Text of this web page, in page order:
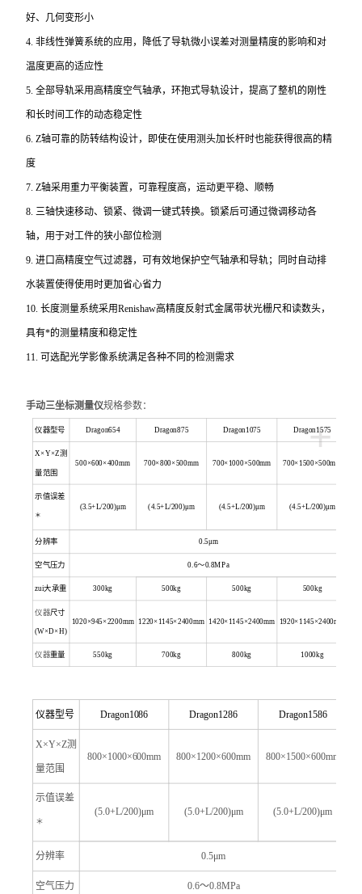
好、几何变形小
4.非线性弹簧系统的应用，降低了导轨微小误差对测量精度的影响和对
温度更高的适应性
5.全部导轨采用高精度空气轴承，环抱式导轨设计，提高了整机的刚性
和长时间工作的动态稳定性
6. Z轴可靠的防转结构设计，即使在使用测头加长杆时也能获得很高的精
度
7. Z轴采用重力平衡装置，可靠程度高，运动更平稳、顺畅
8.三轴快速移动、锁紧、微调一键式转换。锁紧后可通过微调移动各
轴，用于对工件的狭小部位检测
9.进口高精度空气过滤器，可有效地保护空气轴承和导轨；同时自动排
水装置使得使用时更加省心省力
10.长度测量系统采用Renishaw高精度反射式金属带状光栅尺和读数头，
具有*的测量精度和稳定性
11. 可选配光学影像系统满足各种不同的检测需求
手动三坐标测量仪规格参数：
+
仪器型号 Dragon654 Dragon875 Dragon1075 Dragon1575
X×Y×Z测
量范围
500×600×400mm 700×800×500mm 700×1000×500mm 700×1500×500mm
示值误差
＊
(3.5+L/200)μm (4.5+L/200)μm (4.5+L/200)μm (4.5+L/200)μm
分辨率 0.5μm
空气压力 0.6～0.8MPa
zui大承重 300kg 500kg 500kg 500kg
仪器尺寸
(W×D×H)
1020×945×2200mm 1220×1145×2400mm 1420×1145×2400mm 1920×1145×2400mm
仪器重量 550kg 700kg 800kg 1000kg
仪器型号 Dragon1086 Dragon1286 Dragon1586
X×Y×Z测
量范围
800×1000×600mm 800×1200×600mm 800×1500×600mm
示值误差
＊
(5.0+L/200)μm (5.0+L/200)μm (5.0+L/200)μm
分辨率 0.5μm
空气压力 0.6～0.8MPa